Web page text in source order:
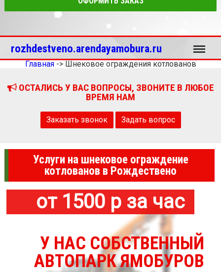
rozhdestveno.arendayamobura.ru Меню
Главная-> Шнековое ограждения котлованов
ОСТАЛИСЬ У ВАС ВОПРОСЫ, ЗВОНИТЕ В ЛЮБОЕ
ВРЕМЯ НАМ
Заказать звонок Задать вопрос
Услуги на шнековое ограждение
котлованов в Рождествено
от 1500 р за час
У НАС СОБСТВЕННЫЙ
АВТОПАРК ЯМОБУРОВ